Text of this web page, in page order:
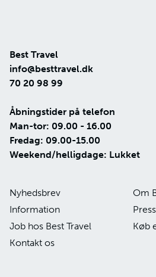
Best Travel
info@besttravel.dk
70 20 98 99
Åbningstider på telefon
Man-tor: 09.00 - 16.00
Fredag: 09.00-15.00
Weekend/helligdage: Lukket
Nyhedsbrev
Om
Information
Job hos Best Travel
Køb
Kontakt os